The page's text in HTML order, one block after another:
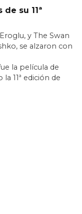
su 11ª
y The Swan
se alzaron con
la película de
11ª edición de